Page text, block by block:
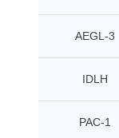
AEGL-3
IDLH
PAC-1